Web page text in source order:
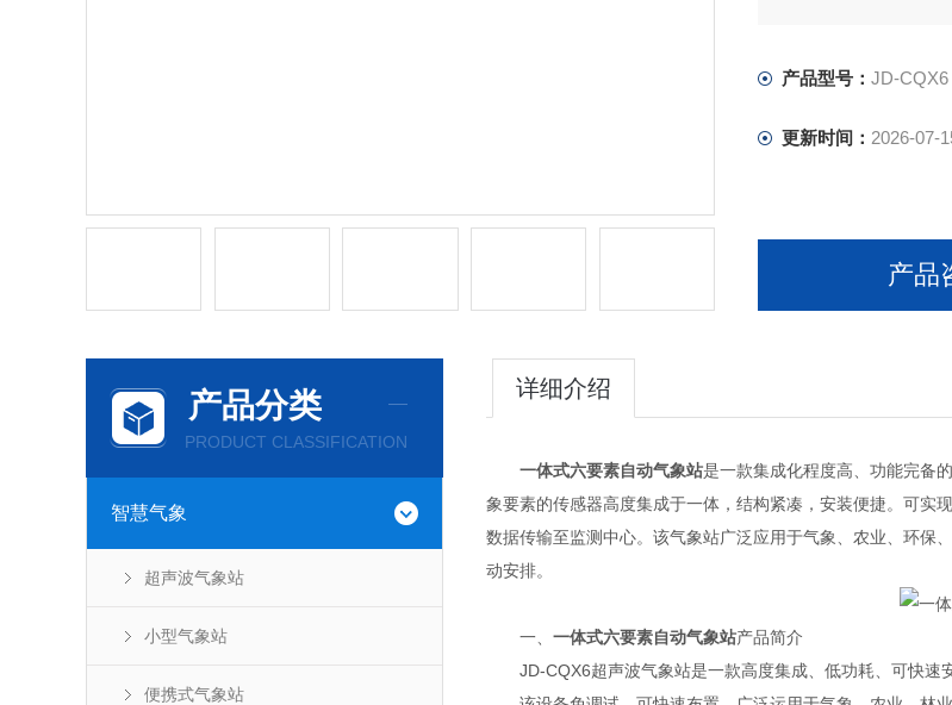
产品型号： JD-CQX6
更新时间： 2026-07-
产品
产品分类
PRODUCT CLASSIFICATION
智慧气象
超声波气象站
小型气象站
便携式气象站
详细介绍
一体式六要素自动气象站是一款集成化程度高、功能完备
象要素的传感器高度集成于一体，结构紧凑，安装便捷。可实
数据传输至监测中心。该气象站广泛应用于气象、农业、环保
动安排。
一、 一体式六要素自动气象站产品简介
JD-CQX6超声波气象站是一款高度集成、低功耗、可快速